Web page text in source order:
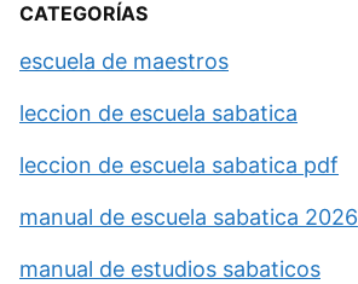
CATEGORÍAS
escuela de maestros
leccion de escuela sabatica
leccion de escuela sabatica pdf
manual de escuela sabatica 2026
manual de estudios sabaticos